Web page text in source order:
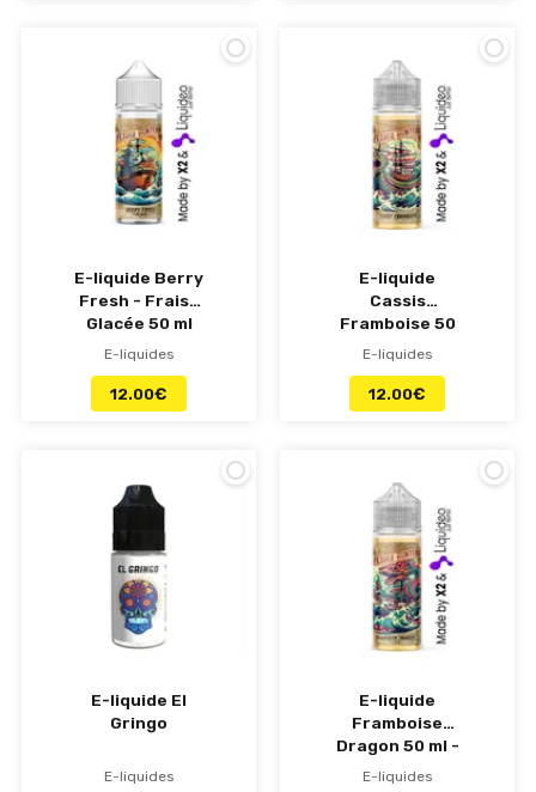
E-liquide Berry
Fresh - Fraise
Glacée 50 ml
Flavor Hunters
E-liquides
12.00€
E-liquide
Cassis
Framboise 50
ml - Flavor
E-liquides
12.00€
E-liquide El
Gringo
E-liquides
E-liquide
Framboise
Dragon 50 ml -
Flavor Hunters
E-liquides